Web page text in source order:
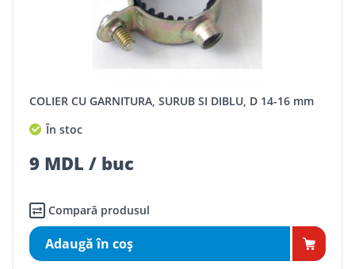
COLIER CU GARNITURA, SURUB SI DIBLU, D 14-16 mm
În stoc
9 MDL / buc
Compară produsul
Adaugă în coş